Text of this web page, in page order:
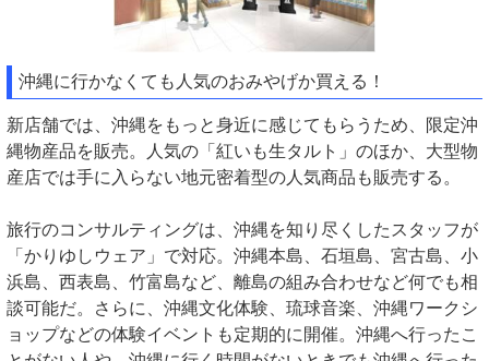
沖縄に行かなくても人気のおみやげか買える！
新店舗では、沖縄をもっと身近に感じてもらうため、限定沖
縄物産品を販売。人気の「紅いも生タルト」のほか、大型物
産店では手に入らない地元密着型の人気商品も販売する。
旅行のコンサルティングは、沖縄を知り尽くしたスタッフが
「かりゆしウェア」で対応。沖縄本島、石垣島、宮古島、小
浜島、西表島、竹富島など、離島の組み合わせなど何でも相
談可能だ。さらに、沖縄文化体験、琉球音楽、沖縄ワークシ
ョップなどの体験イベントも定期的に開催。沖縄へ行ったこ